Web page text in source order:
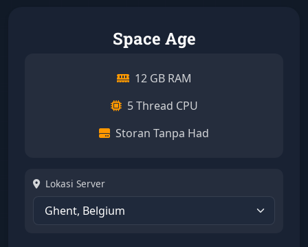
Space Age
12 GB RAM
5 Thread CPU
Storan Tanpa Had
Lokasi Server